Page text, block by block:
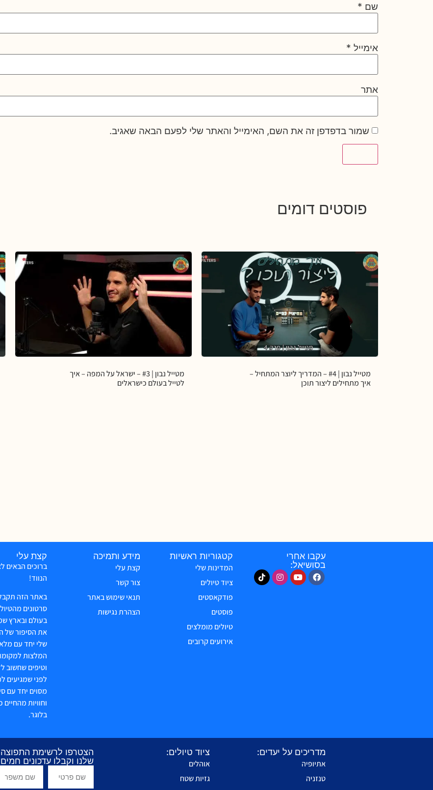
שם *
אימייל *
אתר
שמור בדפדפן זה את השם, האימייל והאתר שלי לפעם הבאה שאגיב.
פוסטים דומים
מטייל נבון | #4 – המדריך ליוצר המתחיל –
איך מתחילים ליצור תוכן
מטייל נבון | #3 – ישראל על המפה – איך
לטייל בעולם כישראלים
עקבו אחרי
בסושיאל:
קטגוריות ראשיות
המדינות שלי
ציוד טיולים
פודקאסטים
פוסטים
טיולים מומלצים
אירועים קרובים
מידע ותמיכה
קצת עלי
צור קשר
תנאי שימוש באתר
הצהרת נגישות
קצת עלי
ברוכים הבאים
הנווד!
באתר הזה
סרטונים
בעולם ובארץ
את הסיפור של
שלי יחד עם
המלצות
וטיפים שחשוב
לפני שמגיעים
מסוים יחד עם
וחוויות מהחיים
בלוגר.
מדריכים על יעדים:
אתיופיה
טנזניה
ציוד טיולים:
אוהלים
גזיות שטח
הצטרפו לרשימת התפוצה
שלנו וקבלו עדכונים חמים